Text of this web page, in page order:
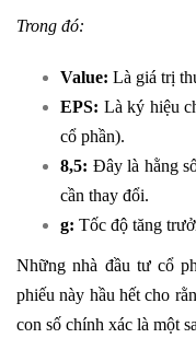
Trong đó:
Value: Là giá trị
EPS: Là ký hiệu
cổ phần).
8,5: Đây là hằng
cần thay đổi.
g: Tốc độ tăng
Những nhà đầu tư cổ
phiếu này hầu hết cho
con số chính xác là một